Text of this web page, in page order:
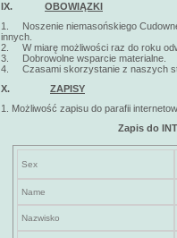
IX.
OBOWIĄZKI
1. Noszenie niemasońskiego
innych.
2. W miarę możliwości raz do roku
3. Dobrowolne wsparcie materialne.
4. Czasami skorzystanie z naszych
X. ZAPISY
1. Możliwość zapisu do parafii
Zapis do
Sex
Name
Nazwisko